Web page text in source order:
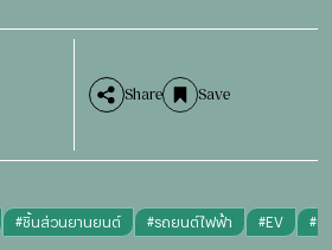
Share Save
#ชิ้นส่วนยานยนต์ #รถยนต์ไฟฟ้า #EV #